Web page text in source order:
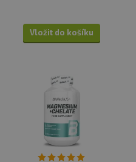
Vložit do košíku